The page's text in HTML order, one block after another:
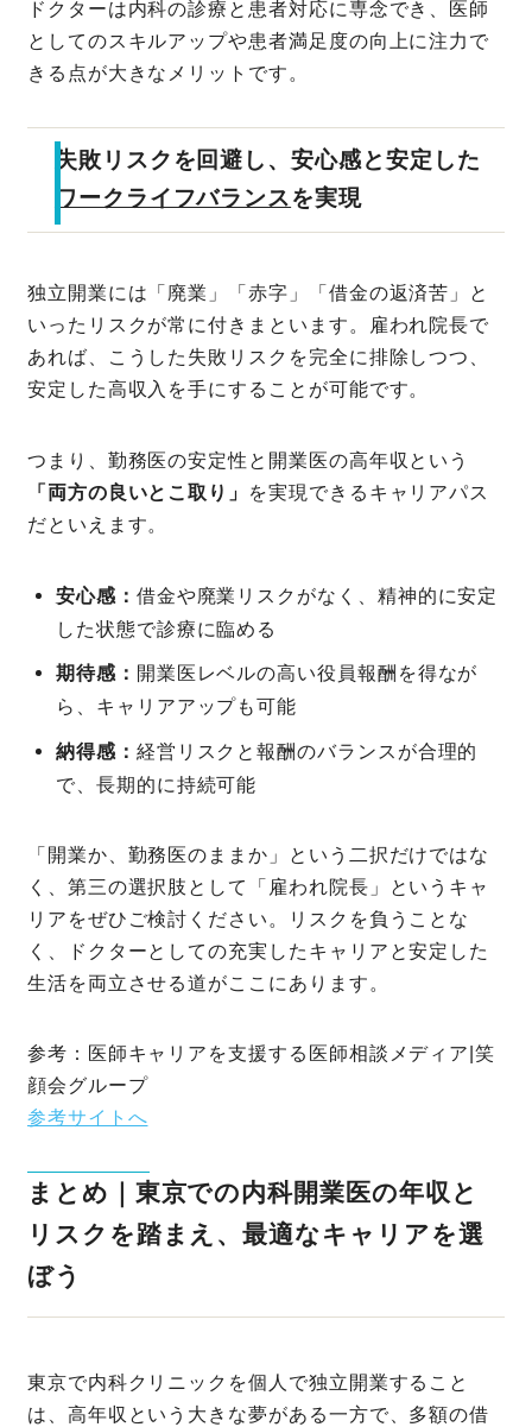
ドクターは内科の診療と患者対応に専念でき、医師
としてのスキルアップや患者満足度の向上に注力で
きる点が大きなメリットです。
失敗リスクを回避し、安心感と安定した
ワークライフバランスを実現
独立開業には「廃業」「赤字」「借金の返済苦」と
いったリスクが常に付きまといます。雇われ院長で
あれば、こうした失敗リスクを完全に排除しつつ、
安定した高収入を手にすることが可能です。
つまり、勤務医の安定性と開業医の高年収という
「両方の良いとこ取り」
を実現できるキャリアパス
だといえます。
安心感： 借金や廃業リスクがなく、精神的に安定
した状態で診療に臨める
期待感： 開業医レベルの高い役員報酬を得なが
ら、キャリアアップも可能
納得感： 経営リスクと報酬のバランスが合理的
で、長期的に持続可能
「開業か、勤務医のままか」という二択だけではな
く、第三の選択肢として「雇われ院長」というキャ
リアをぜひご検討ください。リスクを負うことな
く、ドクターとしての充実したキャリアと安定した
生活を両立させる道がここにあります。
参考：医師キャリアを支援する医師相談メディア|笑
顔会グループ
参考サイトへ
まとめ｜東京での内科開業医の年収と
リスクを踏まえ、最適なキャリアを選
ぼう
東京で内科クリニックを個人で独立開業すること
は、高年収という大きな夢がある一方で、多額の借